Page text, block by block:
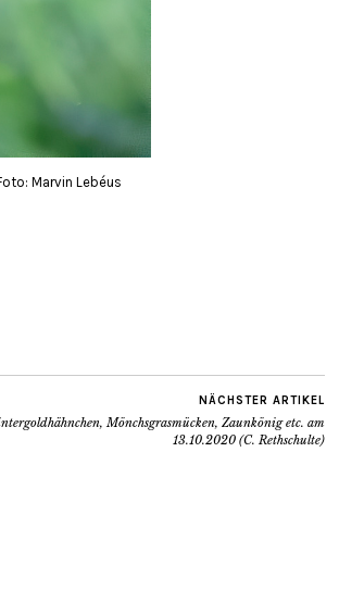
Marvin Lebéus
NÄCHSTER ARTIKEL
Mönchsgrasmücken, Zaunkönig etc. am
13.10.2020 (C. Rethschulte)